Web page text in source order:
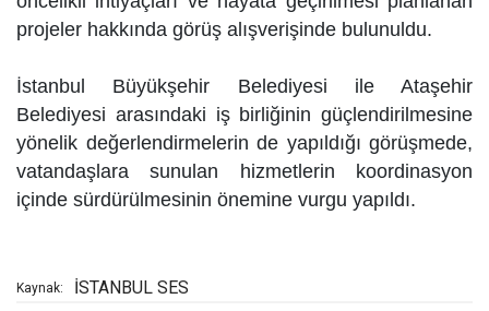
projeler hakkında görüş alışverişinde bulunuldu.
İstanbul Büyükşehir Belediyesi ile Ataşehir
Belediyesi arasındaki iş birliğinin güçlendirilmesine
yönelik değerlendirmelerin de yapıldığı görüşmede,
vatandaşlara sunulan hizmetlerin koordinasyon
içinde sürdürülmesinin önemine vurgu yapıldı.
Kaynak: İSTANBUL SES